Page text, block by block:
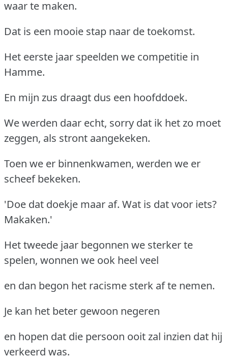
waar te maken.
Dat is een mooie stap naar de toekomst.
Het eerste jaar speelden we competitie in
Hamme.
En mijn zus draagt dus een hoofddoek.
We werden daar echt, sorry dat ik het zo moet
zeggen, als stront aangekeken.
Toen we er binnenkwamen, werden we er
scheef bekeken.
'Doe dat doekje maar af. Wat is dat voor iets?
Makaken.'
Het tweede jaar begonnen we sterker te
spelen, wonnen we ook heel veel
en dan begon het racisme sterk af te nemen.
Je kan het beter gewoon negeren
en hopen dat die persoon ooit zal inzien dat hij
verkeerd was.